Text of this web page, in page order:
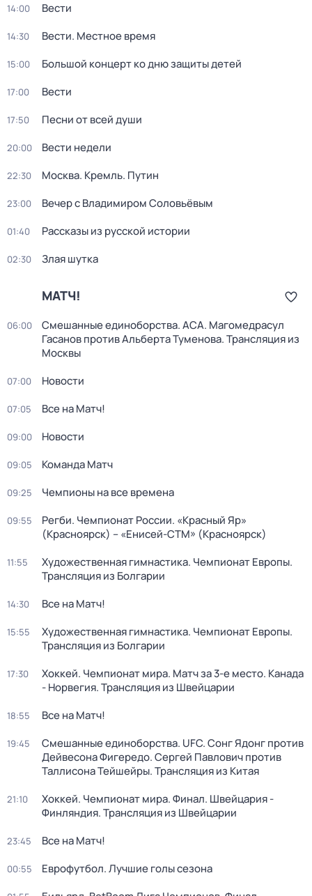
14:00 Вести
14:30 Вести. Местное время
15:00 Большой концерт ко дню защиты детей
17:00 Вести
17:50 Песни от всей души
20:00 Вести недели
22:30 Москва. Кремль. Путин
23:00 Вечер с Владимиром Соловьёвым
01:40 Рассказы из русской истории
02:30 Злая шутка
МАТЧ!
06:00
Смешанные единоборства. ACA. Магомедрасул
Гасанов против Альберта Туменова. Трансляция из
Москвы
07:00 Новости
07:05 Все на Матч!
09:00 Новости
09:05 Команда Матч
09:25 Чемпионы на все времена
09:55
Регби. Чемпионат России. «Красный Яр»
(Красноярск) – «Енисей-СТМ» (Красноярск)
11:55
Художественная гимнастика. Чемпионат Европы.
Трансляция из Болгарии
14:30 Все на Матч!
15:55
Художественная гимнастика. Чемпионат Европы.
Трансляция из Болгарии
17:30
Хоккей. Чемпионат мира. Матч за 3-е место. Канада
- Норвегия. Трансляция из Швейцарии
18:55 Все на Матч!
19:45
Смешанные единоборства. UFC. Сонг Ядонг против
Дейвесона Фигередо. Сергей Павлович против
Таллисона Тейшейры. Трансляция из Китая
21:10
Хоккей. Чемпионат мира. Финал. Швейцария -
Финляндия. Трансляция из Швейцарии
23:45 Все на Матч!
00:55 Еврофутбол. Лучшие голы сезона